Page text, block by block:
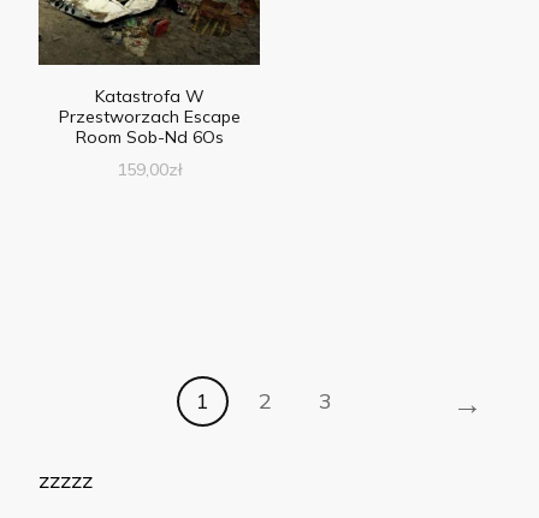
Katastrofa W
Przestworzach Escape
Room Sob-Nd 6Os
159,00zł
1 2 3 →
zzzzz